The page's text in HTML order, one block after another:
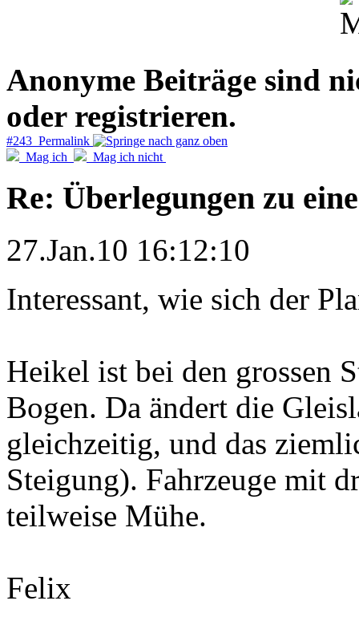
Anonyme Beiträge sind
oder registrieren.
#243 Permalink
Mag ich
Mag ich nicht
Re: Überlegungen zu
27.Jan.10 16:12:10
Interessant, wie sich der
Heikel ist bei den grossen
Bogen. Da ändert die
gleichzeitig, und das
Steigung). Fahrzeuge mit
teilweise Mühe.
Felix